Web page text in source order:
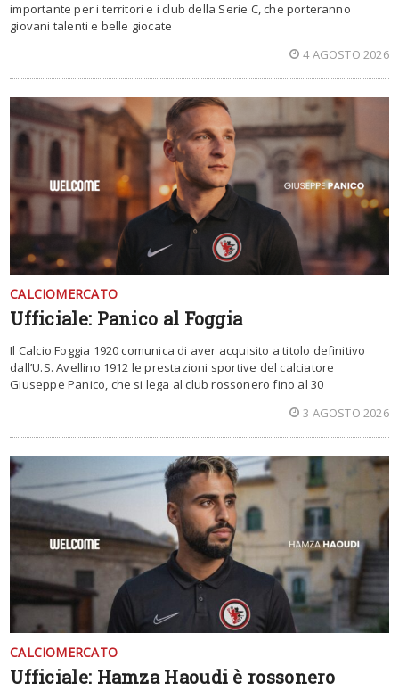
importante per i territori e i club della Serie C, che porteranno
giovani talenti e belle giocate
4 AGOSTO 2026
CALCIOMERCATO
Ufficiale: Panico al Foggia
Il Calcio Foggia 1920 comunica di aver acquisito a titolo definitivo
dall’U.S. Avellino 1912 le prestazioni sportive del calciatore
Giuseppe Panico, che si lega al club rossonero fino al 30
3 AGOSTO 2026
CALCIOMERCATO
Ufficiale: Hamza Haoudi è rossonero